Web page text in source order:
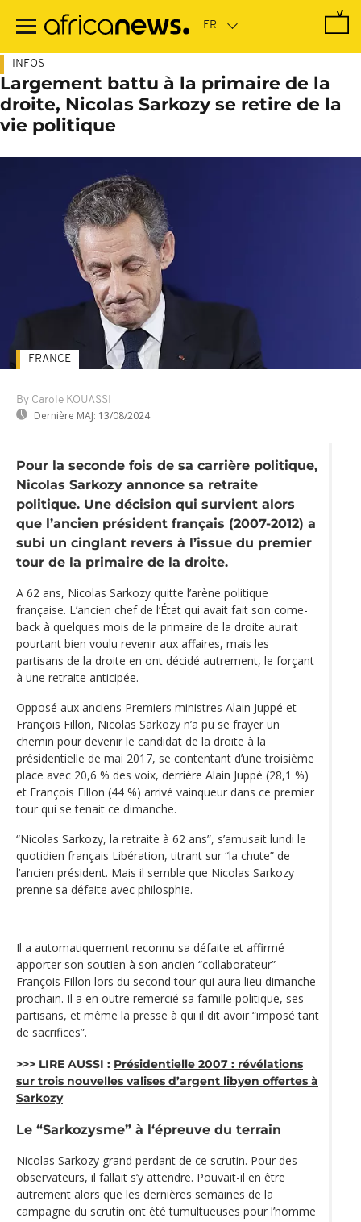
contenu
INFOS
Largement battu à la primaire de la
droite, Nicolas Sarkozy se retire de la
vie politique
By Carole KOUASSI
Dernière MAJ: 13/08/2024
FRANCE
Pour la seconde fois de sa carrière politique,
Nicolas Sarkozy annonce sa retraite
politique. Une décision qui survient alors
que l’ancien président français (2007-2012) a
subi un cinglant revers à l’issue du premier
tour de la primaire de la droite.
A 62 ans, Nicolas Sarkozy quitte l’arène politique
française. L’ancien chef de l‘État qui avait fait son come-
back à quelques mois de la primaire de la droite aurait
pourtant bien voulu revenir aux affaires, mais les
partisans de la droite en ont décidé autrement, le forçant
à une retraite anticipée.
Opposé aux anciens Premiers ministres Alain Juppé et
François Fillon, Nicolas Sarkozy n’a pu se frayer un
chemin pour devenir le candidat de la droite à la
présidentielle de mai 2017, se contentant d’une troisième
place avec 20,6 % des voix, derrière Alain Juppé (28,1 %)
et François Fillon (44 %) arrivé vainqueur dans ce premier
tour qui se tenait ce dimanche.
“Nicolas Sarkozy, la retraite à 62 ans”, s’amusait lundi le
quotidien français Libération, titrant sur “la chute” de
l’ancien président. Mais il semble que Nicolas Sarkozy
prenne sa défaite avec philosphie.
Il a automatiquement reconnu sa défaite et affirmé
apporter son soutien à son ancien “collaborateur”
François Fillon lors du second tour qui aura lieu dimanche
prochain. Il a en outre remercié sa famille politique, ses
partisans, et même la presse à qui il dit avoir “imposé tant
de sacrifices”.
>>> LIRE AUSSI : Présidentielle 2007 : révélations
sur trois nouvelles valises d’argent libyen offertes à
Sarkozy
Le “Sarkozysme” à l‘épreuve du terrain
Nicolas Sarkozy grand perdant de ce scrutin. Pour des
observateurs, il fallait s’y attendre. Pouvait-il en être
autrement alors que les dernières semaines de la
campagne du scrutin ont été tumultueuses pour l’homme